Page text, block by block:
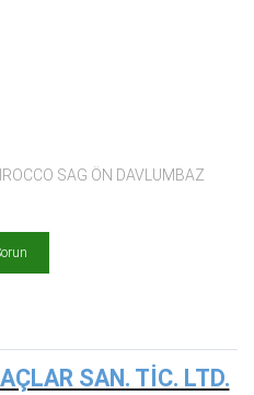
SAG ÖN DAVLUMBAZ
SAN. TİC. LTD.